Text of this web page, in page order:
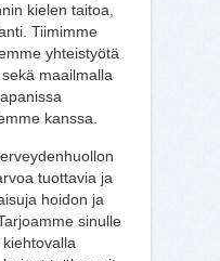
kielen taitoa,
Tiimimme
yhteistyötä
maailmalla
kanssa.
tuottavia ja
hoidon ja
sinulle